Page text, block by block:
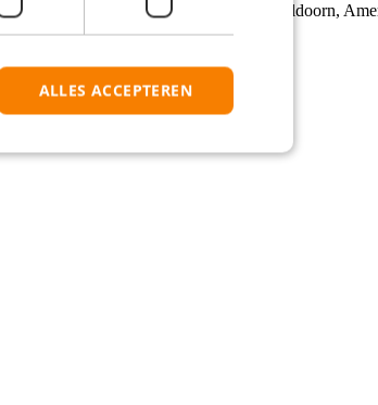
Centrum, Zwolle, Leeuwarden, Apeldoorn,
ALLES ACCEPTEREN